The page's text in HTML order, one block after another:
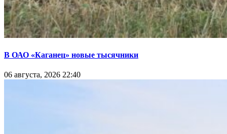
В ОАО «Каганец» новые тысячники
06 августа, 2026 22:40